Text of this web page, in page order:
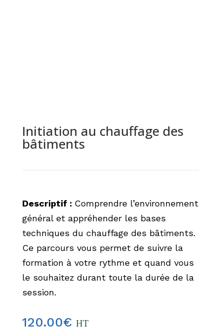
Initiation au chauffage des
bâtiments
Descriptif : Comprendre l’environnement
général et appréhender les bases
techniques du chauffage des bâtiments.
Ce parcours vous permet de suivre la
formation à votre rythme et quand vous
le souhaitez durant toute la durée de la
session.
120.00€ HT